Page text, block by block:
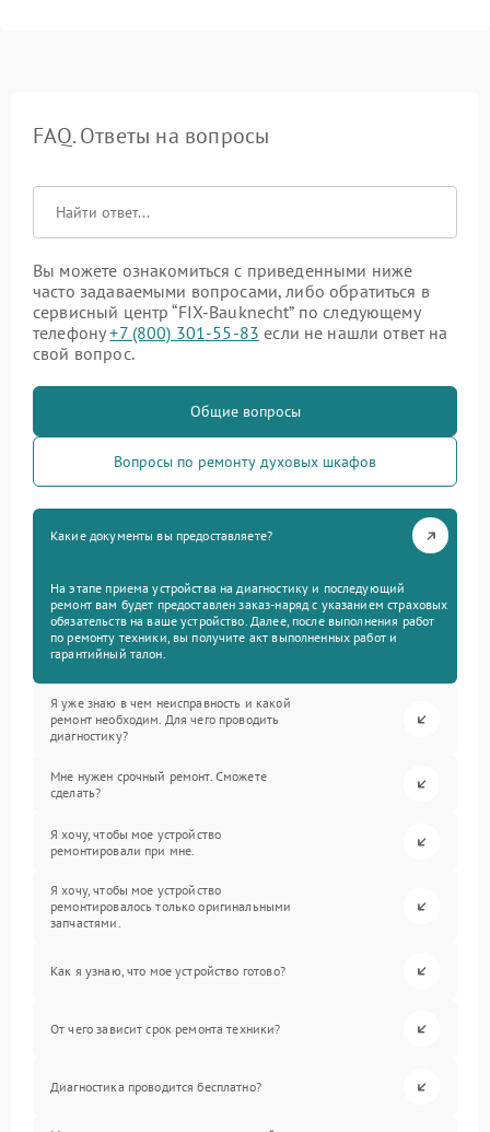
FAQ. Ответы на вопросы
Вы можете ознакомиться с приведенными ниже
часто задаваемыми вопросами, либо обратиться в
сервисный центр “FIX-Bauknecht” по следующему
телефону+7 (800) 301-55-83 если не нашли ответ на
свой вопрос.
Общие вопросы
Вопросы по ремонту духовых шкафов
Какие документы вы предоставляете?
На этапе приема устройства на диагностику и последующий
ремонт вам будет предоставлен заказ-наряд с указанием страховых
обязательств на ваше устройство. Далее, после выполнения работ
по ремонту техники, вы получите акт выполненных работ и
гарантийный талон.
Я уже знаю в чем неисправность и какой
ремонт необходим. Для чего проводить
диагностику?
Мне нужен срочный ремонт. Сможете
сделать?
Я хочу, чтобы мое устройство
ремонтировали при мне.
Я хочу, чтобы мое устройство
ремонтировалось только оригинальными
запчастями.
Как я узнаю, что мое устройство готово?
От чего зависит срок ремонта техники?
Диагностика проводится бесплатно?